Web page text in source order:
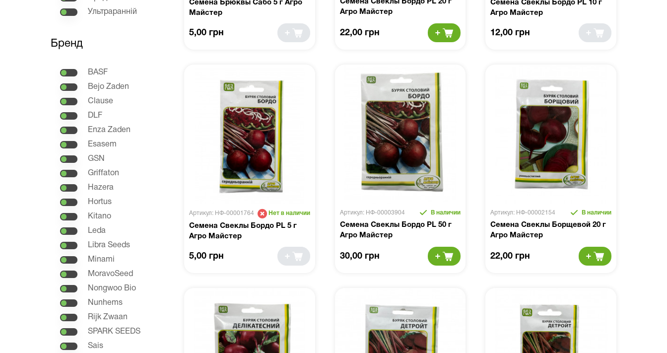
Ультраранній
Бренд
BASF
Bejo Zaden
Clause
DLF
Enza Zaden
Esasem
GSN
Griffaton
Hazera
Hortus
Kitano
Leda
Libra Seeds
Minami
MoravoSeed
Nongwoo Bio
Nunhems
Rijk Zwaan
SPARK SEEDS
Sais
Семена Брюквы Сабо 5 г Агро
Майстер
5,00 грн
Семена Свеклы Бордо PL 20 г
Агро Майстер
22,00 грн
Семена Свеклы Бордо PL 10 г
Агро Майстер
12,00 грн
Артикул: НФ-00001764 Нет в наличии
Семена Свеклы Бордо PL 5 г
Агро Майстер
5,00 грн
Артикул: НФ-00003904 В наличии
Семена Свеклы Бордо PL 50 г
Агро Майстер
30,00 грн
Артикул: НФ-00002154 В наличии
Семена Свеклы Борщевой 20 г
Агро Майстер
22,00 грн